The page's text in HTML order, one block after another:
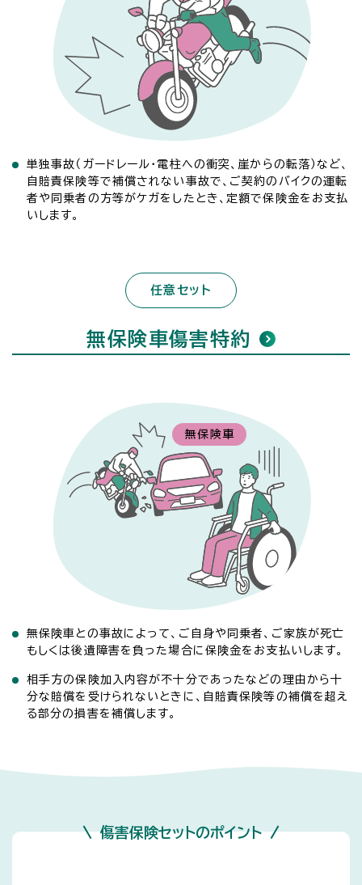
単独事故（ガードレール・電柱への衝突、崖からの転落）など、
自賠責保険等で補償されない事故で、ご契約のバイクの運転
者や同乗者の方等がケガをしたとき、定額で保険金をお支払
いします。
任意セット
無保険車傷害特約
無保険車との事故によって、ご自身や同乗者、ご家族が死亡
もしくは後遺障害を負った場合に保険金をお支払いします。
相手方の保険加入内容が不十分であったなどの理由から十
分な賠償を受けられないときに、自賠責保険等の補償を超え
る部分の損害を補償します。
傷害保険セットのポイント